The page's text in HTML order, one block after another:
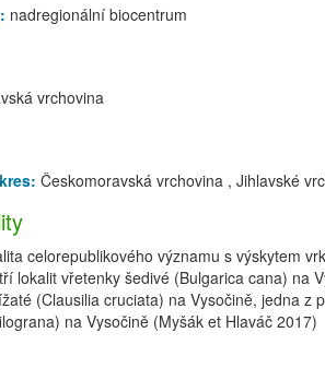
nadregionální biocentrum
vrchovina
Českomoravská vrchovina , Jihlavské
celorepublikového významu s výskytem
lokalit vřetenky šedivé (Bulgarica cana) na
(Clausilia cruciata) na Vysočině, jedna z
na Vysočině (Myšák et Hlaváč 2017)